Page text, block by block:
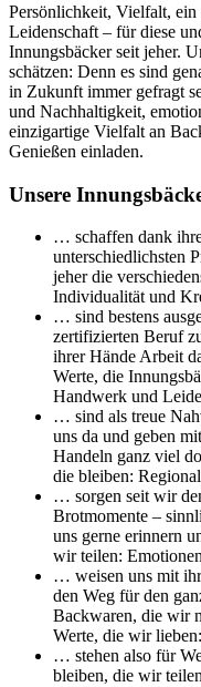
Persönlichkeit, Vielfalt,
Leidenschaft – für diese
Innungsbäcker seit jeher.
schätzen: Denn es sind
in Zukunft immer gefragt
und Nachhaltigkeit,
einzigartige Vielfalt an
Genießen einladen.
Unsere
… schaffen dank
unterschiedlichsten
jeher die
Individualität und
… sind bestens
zertifizierten Beruf
ihrer Hände Arbeit
Werte, die
Handwerk und
… sind als treue
uns da und geben
Handeln ganz viel
die bleiben:
… sorgen seit wir
Brotmomente –
uns gerne erinnern
wir teilen:
… weisen uns mit
den Weg für den
Backwaren, die wir
Werte, die wir
… stehen also für
bleiben, die wir